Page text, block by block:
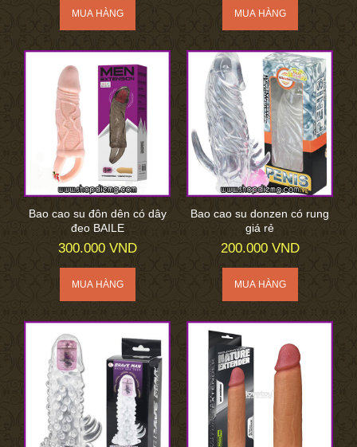
Bao cao su đôn dên có dây
đeo BAILE
300.000 VND
Bao cao su donzen có rung
giá rẻ
200.000 VND